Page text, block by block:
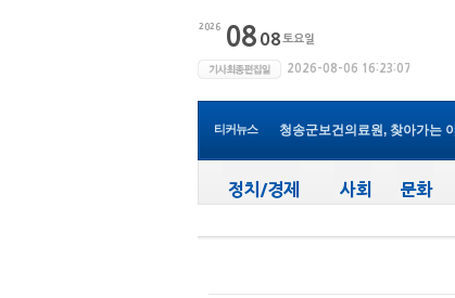
티커뉴스
청송군, 청춘남녀 만남 프로그
새마을문고청송군지부, 슬라이
청송군, 공모사업 연이은 성
청송군, 객주 파크골프장 및 청
윤경희 청송군수, 휴가 반납하